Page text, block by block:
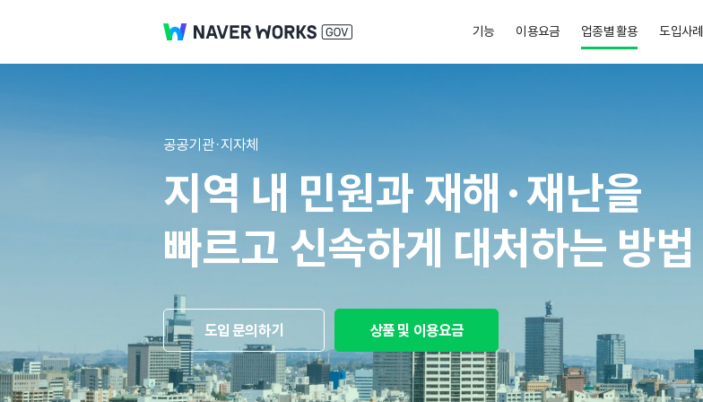
기능 이용요금 업종별 활용 도입사례
공공기관·지자체
지역 내 민원과 재해·재난을
빠르고 신속하게 대처하는 방법
도입 문의하기 상품 및 이용요금